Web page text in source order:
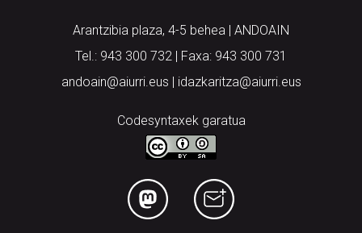
Arantzibia plaza, 4-5 behea | ANDOAIN
Tel.: 943 300 732 | Faxa: 943 300 731
andoain@aiurri.eus | idazkaritza@aiurri.eus
Codesyntaxek garatua